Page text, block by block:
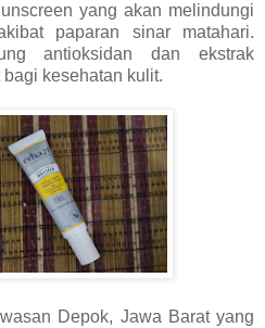
yang akan melindungi
paparan sinar matahari.
antioksidan dan ekstrak
kesehatan kulit.
Depok, Jawa Barat yang